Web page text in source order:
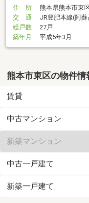
住 所
熊本県熊本市東
交 通
JR豊肥本線(阿
総戸数
27戸
築年月
平成5年3月
熊本市東区の物件情
賃貸
中古マンション
新築マンション
中古一戸建て
新築一戸建て